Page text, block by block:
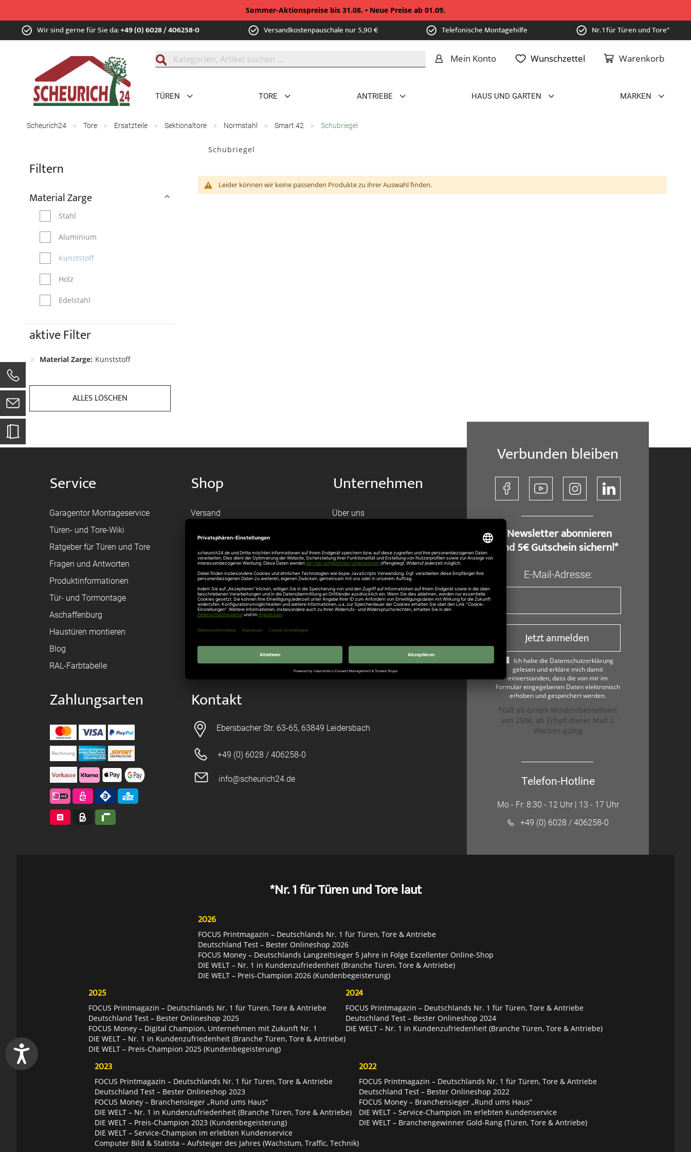
Sommer-Aktionspreise bis 31.08. • Neue Preise ab 01.09.
Zum
Inhalt Wir sind gerne für Sie da:+49 (0) 6028 / 406258-0 Versandkostenpauschale nur 5,90 € Telefonische Montagehilfe Nr. 1 für Türen und Tore*
Warenkorb
Mein Konto Wunschzettel
TÜREN TORE ANTRIEBE HAUS UND GARTEN MARKEN
Scheurich24 Tore Ersatzteile Sektionaltore Normstahl Smart 42 Schubriegel
Schubriegel
Leider können wir keine passenden Produkte zu ihrer Auswahl finden.
aktive Filter
Material Zarge Kunststoff
ALLES LÖSCHEN
Filtern
Material Zarge
Stahl
Aluminium
Kunststoff
Holz
Edelstahl
Service
Garagentor Montageservice
Türen- und Tore-Wiki
Ratgeber für Türen und Tore
Fragen und Antworten
Produktinformationen
Tür- und Tormontage
Aschaffenburg
Haustüren montieren
Blog
RAL-Farbtabelle
Shop
Versand
Registrieren
Federanfrage
Toraufmaß
Montageanleitungen
Brandschutztüren
Elektrische Garagentore
Unternehmen
Über uns
Hörmann Türen
Hörmann Sektionaltor
Zahlungsarten Kontakt
Ebersbacher Str. 63-65, 63849 Leidersbach
+49 (0) 6028 / 406258-0
info@scheurich24.de
Verbunden bleiben
​ Newsletter abonnieren
und 5€ Gutschein sichern!*
E-Mail-Adresse:
Jetzt anmelden
Ich habe die Datenschutzerklärung
gelesen und erkläre mich damit
einverstanden, dass die von mir im
Formular eingegebenen Daten elektronisch
erhoben und gespeichert werden.
*Gilt ab einem Mindestbestellwert
von 250€, ab Erhalt dieser Mail 2
Wochen gültig
Telefon-Hotline
Mo - Fr: 8:30 - 12 Uhr | 13 - 17 Uhr
+49 (0) 6028 / 406258-0
*Nr. 1 für Türen und Tore laut
2026
FOCUS Printmagazin – Deutschlands Nr. 1 für Türen, Tore & Antriebe
Deutschland Test – Bester Onlineshop 2026
FOCUS Money – Deutschlands Langzeitsieger 5 Jahre in Folge Exzellenter Online-Shop
DIE WELT – Nr. 1 in Kundenzufriedenheit (Branche Türen, Tore & Antriebe)
DIE WELT – Preis-Champion 2026 (Kundenbegeisterung)
2025
FOCUS Printmagazin – Deutschlands Nr. 1 für Türen, Tore & Antriebe
Deutschland Test – Bester Onlineshop 2025
FOCUS Money – Digital Champion, Unternehmen mit Zukunft Nr. 1
DIE WELT – Nr. 1 in Kundenzufriedenheit (Branche Türen, Tore & Antriebe)
DIE WELT – Preis-Champion 2025 (Kundenbegeisterung)
2024
FOCUS Printmagazin – Deutschlands Nr. 1 für Türen, Tore & Antriebe
Deutschland Test – Bester Onlineshop 2024
DIE WELT – Nr. 1 in Kundenzufriedenheit (Branche Türen, Tore & Antriebe)
2023
FOCUS Printmagazin – Deutschlands Nr. 1 für Türen, Tore & Antriebe
Deutschland Test – Bester Onlineshop 2023
FOCUS Money – Branchensieger „Rund ums Haus“
DIE WELT – Nr. 1 in Kundenzufriedenheit (Branche Türen, Tore & Antriebe)
DIE WELT – Preis-Champion 2023 (Kundenbegeisterung)
DIE WELT – Service-Champion im erlebten Kundenservice
Computer Bild & Statista – Aufsteiger des Jahres (Wachstum, Traffic, Technik)
2022
FOCUS Printmagazin – Deutschlands Nr. 1 für Türen, Tore & Antriebe
Deutschland Test – Bester Onlineshop 2022
FOCUS Money – Branchensieger „Rund ums Haus“
DIE WELT – Service-Champion im erlebten Kundenservice
DIE WELT – Branchengewinner Gold-Rang (Türen, Tore & Antriebe)